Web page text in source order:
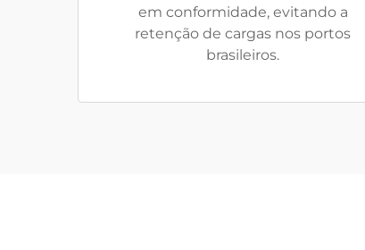
em conformidade, evitando a
retenção de cargas nos portos
brasileiros.